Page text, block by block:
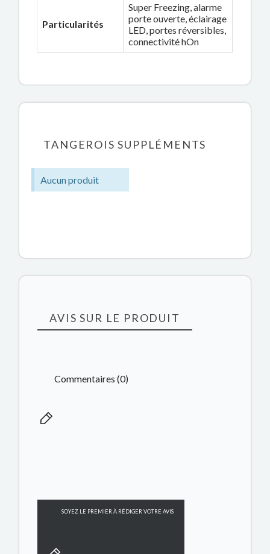
Particularités
Super Freezing, alarme
porte ouverte, éclairage
LED, portes réversibles,
connectivité hOn
TANGEROIS SUPPLÉMENTS
Aucun produit
AVIS SUR LE PRODUIT
Commentaires (0)
SOYEZ LE PREMIER À RÉDIGER VOTRE AVIS